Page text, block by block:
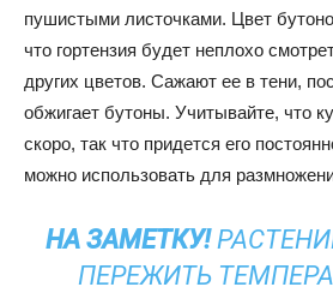
пушистыми листочками. Цвет
что гортензия будет неплохо
других цветов. Сажают ее в тени,
обжигает бутоны. Учитывайте, что
скоро, так что придется его
можно использовать для
НА ЗАМЕТКУ!
ПЕРЕЖИТЬ